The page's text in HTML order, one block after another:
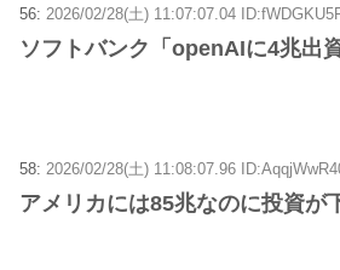
56: 2026/02/28(土) 11:07:07.04
ソフトバンク「openAIに4兆出
58: 2026/02/28(土) 11:08:07.96
アメリカには85兆なのに投資が